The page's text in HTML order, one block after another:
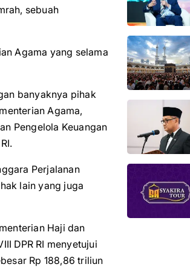
sebuah
Agama yang selama
banyaknya pihak
Agama,
Pengelola Keuangan
Perjalanan
lain yang juga
Haji dan
DPR RI menyetujui
Rp 188,86 triliun